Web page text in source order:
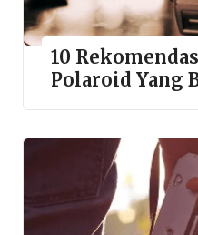
10
Polaroid Yang